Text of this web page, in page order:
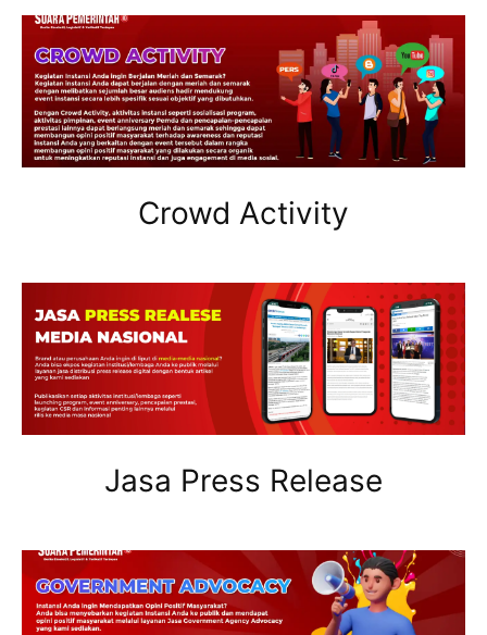
Crowd Activity
Jasa Press Release